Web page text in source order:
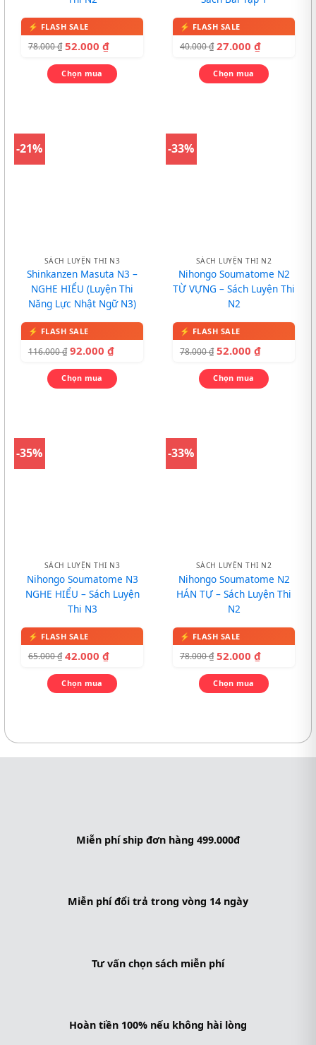
78.000₫ 52.000 ₫
Chọn mua
40.000₫ 27.000 ₫
Chọn mua
-21%
SÁCH LUYỆN THI N3
Shinkanzen Masuta N3 –
NGHE HIỂU (Luyện Thi
Năng Lực Nhật Ngữ N3)
116.000₫ 92.000 ₫
Chọn mua
-33%
SÁCH LUYỆN THI N2
Nihongo Soumatome N2
TỪ VỰNG – Sách Luyện Thi
N2
78.000₫ 52.000 ₫
Chọn mua
-35%
SÁCH LUYỆN THI N3
Nihongo Soumatome N3
NGHE HIỂU – Sách Luyện
Thi N3
65.000₫ 42.000 ₫
Chọn mua
-33%
SÁCH LUYỆN THI N2
Nihongo Soumatome N2
HÁN TỰ – Sách Luyện Thi
N2
78.000₫ 52.000 ₫
Chọn mua
Miễn phí ship đơn hàng 499.000đ
Miễn phí đổi trả trong vòng 14 ngày
Tư vấn chọn sách miễn phí
Hoàn tiền 100% nếu không hài lòng